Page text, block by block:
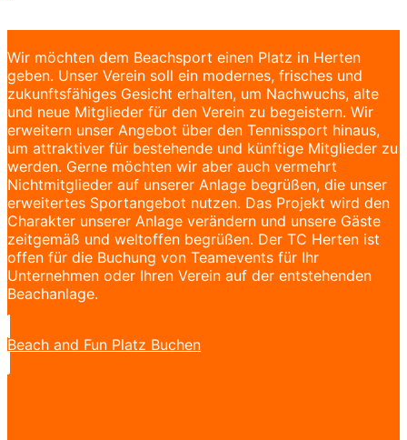
Wir möchten dem Beachsport einen Platz in Herten
geben. Unser Verein soll ein modernes, frisches und
zukunftsfähiges Gesicht erhalten, um Nachwuchs, alte
und neue Mitglieder für den Verein zu begeistern. Wir
erweitern unser Angebot über den Tennissport hinaus,
um attraktiver für bestehende und künftige Mitglieder zu
werden. Gerne möchten wir aber auch vermehrt
Nichtmitglieder auf unserer Anlage begrüßen, die unser
erweitertes Sportangebot nutzen. Das Projekt wird den
Charakter unserer Anlage verändern und unsere Gäste
zeitgemäß und weltoffen begrüßen. Der TC Herten ist
offen für die Buchung von Teamevents für Ihr
Unternehmen oder Ihren Verein auf der entstehenden
Beachanlage.
Beach and Fun Platz Buchen